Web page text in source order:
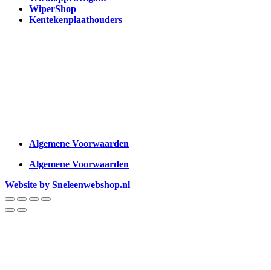
WiperShop
Kentekenplaathouders
Algemene Voorwaarden
Algemene Voorwaarden
Website by Sneleenwebshop.nl